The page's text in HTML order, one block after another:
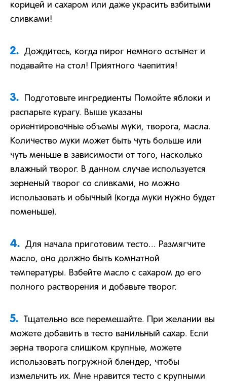
корицей и сахаром или даже украсить взбитыми
сливками!
2.
Дождитесь, когда пирог немного остынет и
подавайте на стол! Приятного чаепития!
3.
Подготовьте ингредиенты Помойте яблоки и
распарьте курагу. Выше указаны
ориентировочные объемы муки, творога, масла.
Количество муки может быть чуть больше или
чуть меньше в зависимости от того, насколько
влажный творог. В данном случае используется
зерненый творог со сливками, но можно
использовать и обычный (когда муки нужно будет
поменьше).
4.
Для начала приготовим тесто... Размягчите
масло, оно должно быть комнатной
температуры. Взбейте масло с сахаром до его
полного растворения и добавьте творог.
5.
Тщательно все перемешайте. При желании вы
можете добавить в тесто ванильный сахар. Если
зерна творога слишком крупные, можете
использовать погружной блендер, чтобы
измельчить их. Мне нравится тесто с крупными